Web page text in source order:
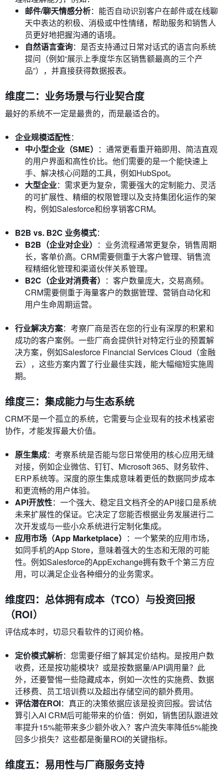
邮件/聊天情感分析：能否自动识别客户在邮件或在线聊
天中表达的积极、消极或中性情绪，帮助服务和销售人
员更好地把握沟通的语境。
自然语言查询：是否支持通过日常对话式的语言向系统
提问（例如“展示上季度华东区销售额最高的三个产
品”），并直接获得数据报表。
维度二：业务场景与行业契合度
最好的系统不一定是最贵的，而是最适合的。
企业规模适配性：
中小型企业（SME） ：通常更看重开箱即用、简洁直观
的用户界面和高性价比。他们需要的是一个能快速上
手、解决核心问题的工具，例如HubSpot。
大型企业：需求更为复杂，需要强大的定制能力、灵活
的可扩展性、精细的权限管理以及支持集团化运作的架
构，例如Salesforce和纷享销客CRM。
B2B vs. B2C 业务模式：
B2B（企业对企业） ：业务流程通常更复杂，销售周期
长，客单价高。CRM需要侧重于大客户管理、销售流
程精细化管理和渠道伙伴关系管理。
B2C（企业对消费者） ：客户数量庞大，交易高频。
CRM需要侧重于海量客户的数据管理、营销自动化和
用户生命周期运营。
行业解决方案：考察厂商是否在您的行业有深厚的积累和
成功的客户案例。一些厂商会提供针对特定行业的预置解
决方案，例如Salesforce Financial Services Cloud（金融
云），这些方案内置了行业最佳实践，能大幅缩短实施周
期。
维度三：集成能力与生态系统
CRM不是一个孤立的系统，它需要与企业现有的技术栈紧密
协作，才能发挥最大价值。
原生集成：考察系统是否能与您日常使用的核心应用无缝
对接，例如企业微信、钉钉、Microsoft 365、财务软件、
ERP系统等。深度的原生集成意味着更低的数据同步成本
和更流畅的用户体验。
API开放性：一个强大、稳定且文档齐全的API接口是系统
未来扩展性的保证。它决定了您能否根据业务发展进行二
次开发或与一些小众系统进行定制化集成。
应用市场（App Marketplace） ：一个繁荣的应用市场，
如同手机的App Store，意味着强大的生态和无限的可能
性。例如Salesforce的AppExchange拥有数千个第三方应
用，可以满足企业各种细分的业务需求。
维度四：总体拥有成本（TCO）与投资回报
（ROI）
评估成本时，切忌只看软件的订阅价格。
定价模式解析：您需要仔细了解其定价结构。是按用户数
收费，还是按功能模块？或是按数据量/API调用量？此
外，还要警惕一些隐藏成本，例如一次性的实施费、数据
迁移费、员工培训费以及超出存储空间的额外费用。
评估潜在ROI：真正的决策依据应该是投资回报。尝试估
算引入AI CRM后可能带来的价值：例如，销售团队跟进效
率提升15%能带来多少额外收入？客户流失率降低5%能挽
回多少损失？这些都是衡量ROI的关键指标。
维度五：易用性与厂商服务支持